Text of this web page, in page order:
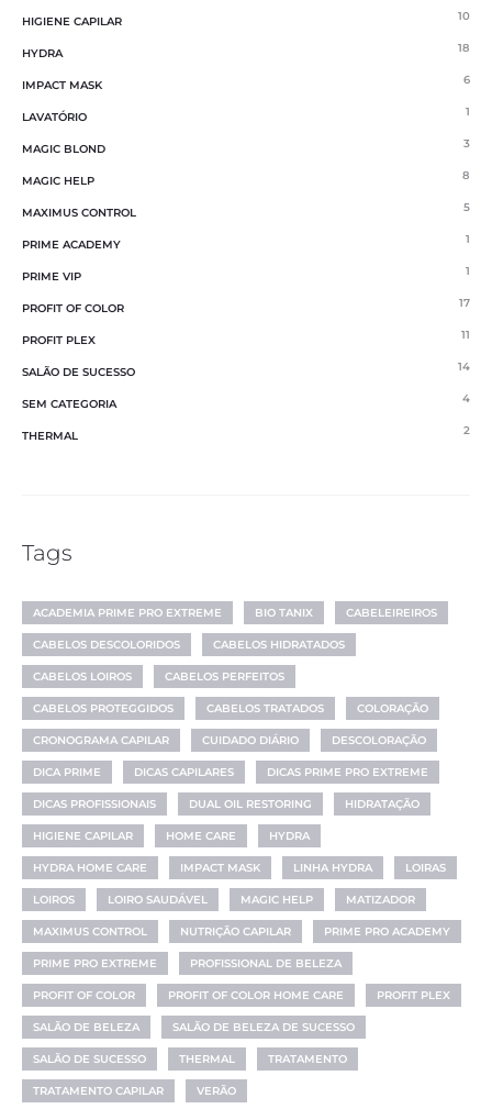
HIGIENE CAPILAR 10
HYDRA 18
IMPACT MASK 6
LAVATÓRIO 1
MAGIC BLOND 3
MAGIC HELP 8
MAXIMUS CONTROL 5
PRIME ACADEMY 1
PRIME VIP 1
PROFIT OF COLOR 17
PROFIT PLEX 11
SALÃO DE SUCESSO 14
SEM CATEGORIA 4
THERMAL 2
Tags
ACADEMIA PRIME PRO EXTREME BIO TANIX CABELEIREIROS
CABELOS DESCOLORIDOS CABELOS HIDRATADOS
CABELOS LOIROS CABELOS PERFEITOS
CABELOS PROTEGGIDOS CABELOS TRATADOS COLORAÇÃO
CRONOGRAMA CAPILAR CUIDADO DIÁRIO DESCOLORAÇÃO
DICA PRIME DICAS CAPILARES DICAS PRIME PRO EXTREME
DICAS PROFISSIONAIS DUAL OIL RESTORING HIDRATAÇÃO
HIGIENE CAPILAR HOME CARE HYDRA
HYDRA HOME CARE IMPACT MASK LINHA HYDRA LOIRAS
LOIROS LOIRO SAUDÁVEL MAGIC HELP MATIZADOR
MAXIMUS CONTROL NUTRIÇÃO CAPILAR PRIME PRO ACADEMY
PRIME PRO EXTREME PROFISSIONAL DE BELEZA
PROFIT OF COLOR PROFIT OF COLOR HOME CARE PROFIT PLEX
SALÃO DE BELEZA SALÃO DE BELEZA DE SUCESSO
SALÃO DE SUCESSO THERMAL TRATAMENTO
TRATAMENTO CAPILAR VERÃO